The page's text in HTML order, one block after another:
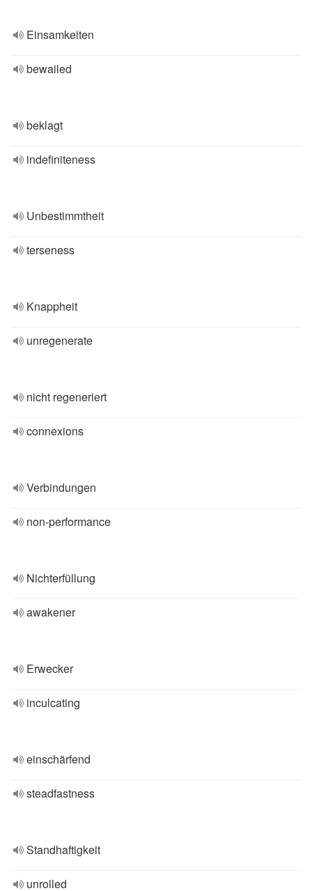
Einsamkeiten
bewailed
beklagt
indefiniteness
Unbestimmtheit
terseness
Knappheit
unregenerate
nicht regeneriert
connexions
Verbindungen
non-performance
Nichterfüllung
awakener
Erwecker
inculcating
einschärfend
steadfastness
Standhaftigkeit
unrolled